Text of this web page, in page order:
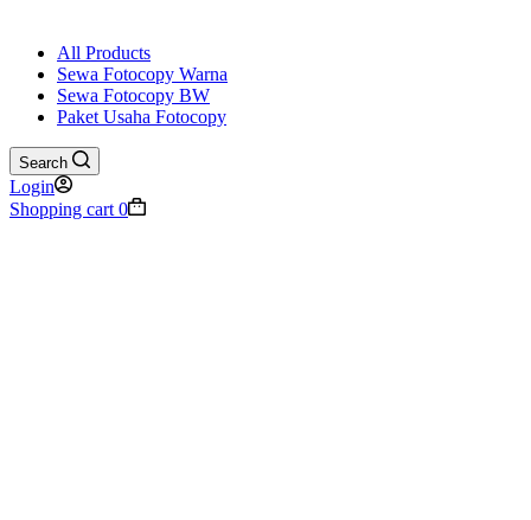
All Products
Sewa Fotocopy Warna
Sewa Fotocopy BW
Paket Usaha Fotocopy
Search
Login
Shopping cart 0